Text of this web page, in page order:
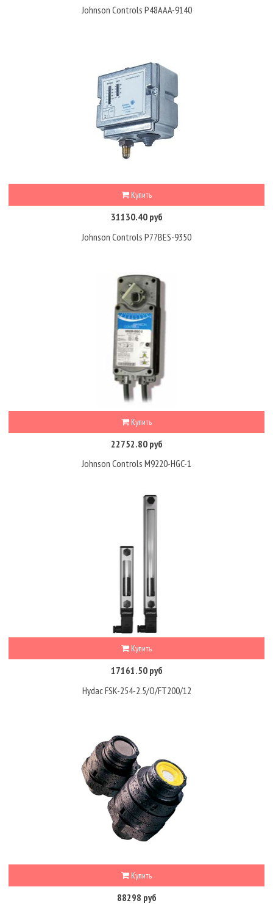
Johnson Controls P48AAA-9140
Купить
31130.40 руб
Johnson Controls P77BES-9350
Купить
22752.80 руб
Johnson Controls M9220-HGC-1
Купить
17161.50 руб
Hydac FSK-254-2.5/O/FT200/12
Купить
88298 руб